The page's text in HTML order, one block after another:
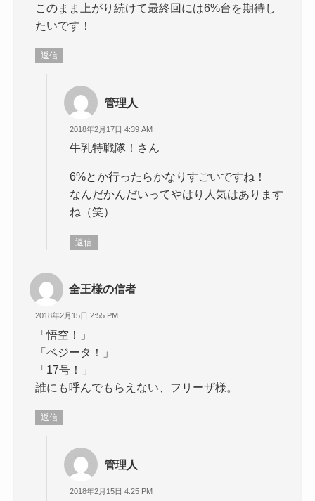
このまま上がり続けて最終回には6%台を期待し
たいです！
返信
管理人
2018年2月17日 4:39 AM
牛乳特戦隊！さん
6%とか行ったらかなりすごいですね！
なんだかんだいってやはり人気はあります
ね（笑）
返信
全王様の信者
2018年2月15日 2:55 PM
「悟空！」
「ベジータ！」
「17号！」
誰にも呼んでもらえない、フリーザ様。
返信
管理人
2018年2月15日 4:25 PM